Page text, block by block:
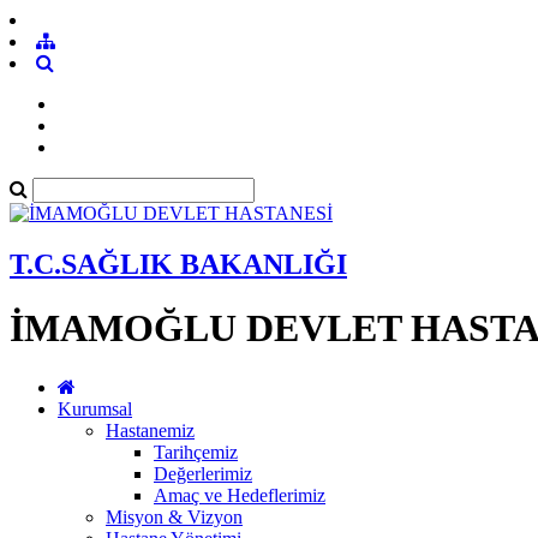
T.C.SAĞLIK BAKANLIĞI
İMAMOĞLU DEVLET
Kurumsal
Hastanemiz
Tarihçemiz
Değerlerimiz
Amaç ve Hedeflerimiz
Misyon & Vizyon